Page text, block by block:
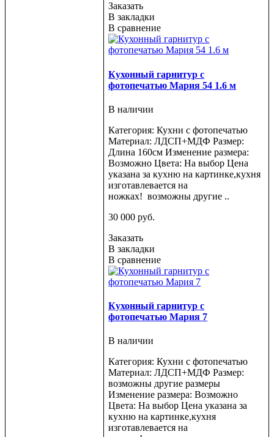
Заказать
В закладки
В сравнение
Кухонный гарнитур с
фотопечатью Мария 54 1.6 м
В наличии
Категория: Кухни с фотопечатью
Материал: ЛДСП+МДФ Размер:
Длина 160см Изменение размера:
Возможно Цвета: На выбор Цена
указана за кухню на картинке,кухня
изготавлевается на
ножках! возможны другие ..
30 000 руб.
Заказать
В закладки
В сравнение
Кухонный гарнитур с
фотопечатью Мария 7
В наличии
Категория: Кухни с фотопечатью
Материал: ЛДСП+МДФ Размер:
возможны другие размеры
Изменение размера: Возможно
Цвета: На выбор Цена указана за
кухню на картинке,кухня
изготавлевается на